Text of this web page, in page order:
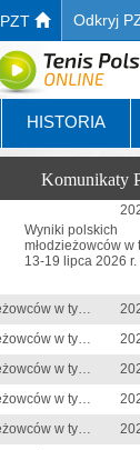
PZT Odkryj
HISTORIA
Komunikaty
Wyniki polskich
młodzieżowców w
13-19 lipca 2026 r.
Wyniki polskich młodzieżowców w tygodniu 6-12 lipca 2026 r.
Wyniki polskich młodzieżowców w tygodniu 29 czerwca-5 lipca 2026 r.
Wyniki polskich młodzieżowców w tygodniu 22-28 czerwca 2026 r.
Wyniki polskich młodzieżowców w tygodniu 15-21 czerwca 2026 r.
Wyniki polskich młodzieżowców w tygodniu 8-14 czerwca 2026 r.